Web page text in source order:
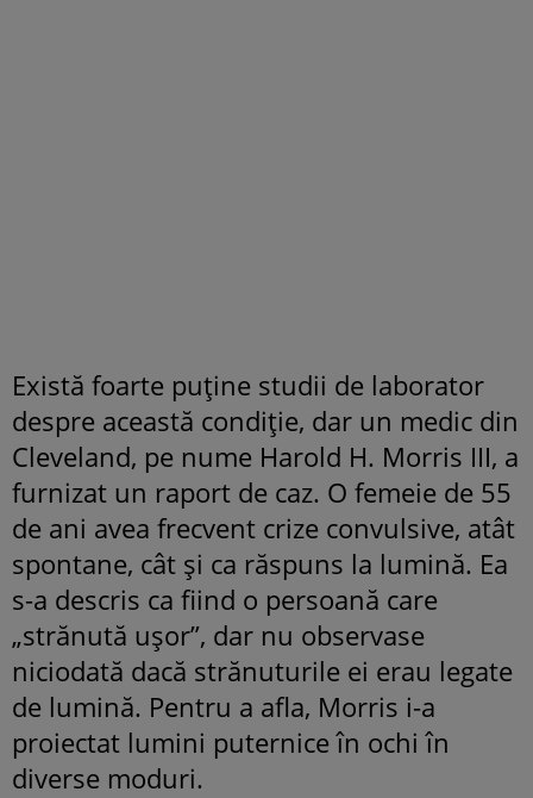
Există foarte puține studii de laborator
despre această condiție, dar un medic din
Cleveland, pe nume Harold H. Morris III, a
furnizat un raport de caz. O femeie de 55
de ani avea frecvent crize convulsive, atât
spontane, cât și ca răspuns la lumină. Ea
s-a descris ca fiind o persoană care
„strănută ușor”, dar nu observase
niciodată dacă strănuturile ei erau legate
de lumină. Pentru a afla, Morris i-a
proiectat lumini puternice în ochi în
diverse moduri.